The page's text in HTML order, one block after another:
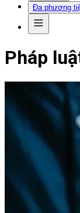
Đa phương
Pháp